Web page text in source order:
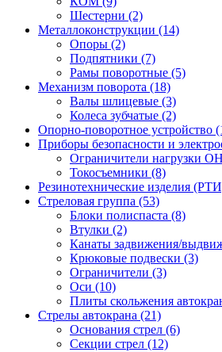
Шестерни (2)
Металлоконструкции (14)
Опоры (2)
Подпятники (7)
Рамы поворотные (5)
Механизм поворота (18)
Валы шлицевые (3)
Колеса зубчатые (2)
Опорно-поворотное устройство
Приборы безопасности и
Ограничители нагрузки
Токосъемники (8)
Резинотехнические изделия
Стреловая группа (53)
Блоки полиспаста (8)
Втулки (2)
Канаты задвижения/
Крюковые подвески (3)
Ограничители (3)
Оси (10)
Плиты скольжения
Стрелы автокрана (21)
Основания стрел (6)
Секции стрел (12)